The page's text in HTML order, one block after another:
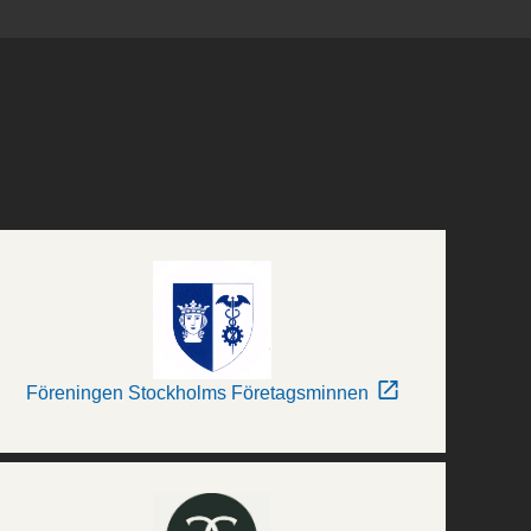
Föreningen Stockholms Företagsminnen